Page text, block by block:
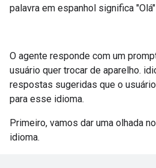
palavra em espanhol significa
O agente responde com um
usuário quer trocar de aparelho.
respostas sugeridas que o
para esse idioma.
Primeiro, vamos dar uma olhada
idioma.